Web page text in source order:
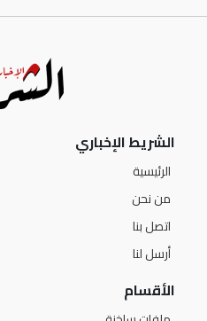
الشريط الإخباري
الرئيسية
من نحن
اتصل بنا
أرسل لنا
الأقسام